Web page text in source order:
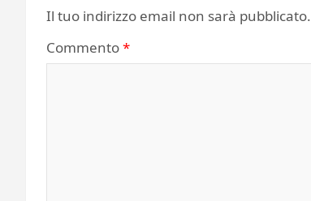
Il tuo indirizzo email non sarà pubblicato.
Commento*